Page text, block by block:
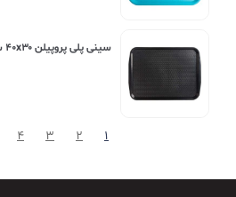
سینی پلی پروپیلن ۴۰x۳۰ سانتیمتری مشکی کیچن تک
1
2
3
4